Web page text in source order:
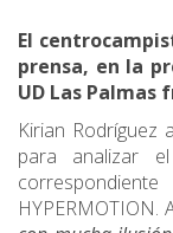
El
prensa, en la
UD Las Palmas
Kirian Rodríguez
para analizar
HYPERMOTION.